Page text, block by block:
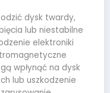
dysk twardy,
lub niestabilne
elektroniki
wpłynąć na dysk
lub uszkodzenie